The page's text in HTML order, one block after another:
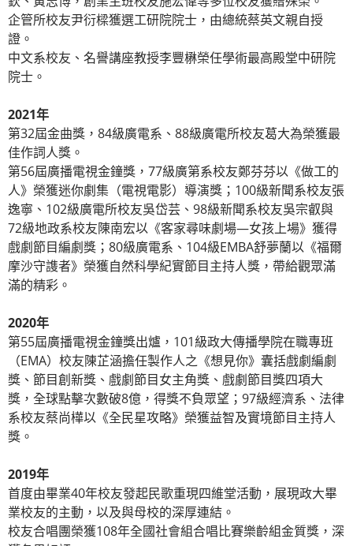
企管所校友尹衍樑獲選工研院院士，由總統蔡英文親自授
證。
中文系校友、名譽講座教授李豐楙榮任學術最高殿堂中研院
院士。
2021年
第32屆金曲獎，84級廣電系、88級廣電所校友葛大為榮獲最
佳作詞人獎。
第56屆廣播電視金鐘獎，77級廣第系校友鄭芬芬以《做工的
人》榮獲迷你劇集（電視電影）導演獎；100級新聞系校友張
逸寧、102級廣電所校友吳岱芸、98級新聞系校友吳宗叡與
72級地政系校友陳南宏以《客家尋味劇場—女孩上場》獲得
戲劇節目編劇獎；80級廣電系、104級EMBA舒夢蘭以《福爾
摩沙守謢者》榮獲自然科學紀實節目主持人獎，帶給觀眾滿
滿的精彩。
2020年
第55屆廣播電視金鐘獎出爐，101級政大傳播學院在職專班
（EMA）校友陳芷涵擔任製作人之《想見你》囊括戲劇編劇
獎、節目創新獎、戲劇節目女主角獎、戲劇節目獎四項大
獎，全球點擊次數破8億，得獎不負眾望；97級經濟系、法律
系校友蔡尚樺以《全民星攻略》榮獲益智及實境節目主持人
獎。
2019年
首度由畢業40年校友發起民歌重現四維堂活動，展現政大畢
業校友的主動，以及與母校的深厚連結。
校友合唱團榮獲108年全國社會組合唱比賽樂齡組金質獎，深